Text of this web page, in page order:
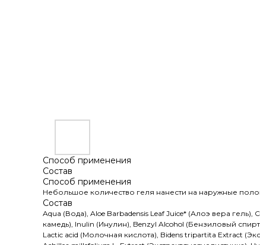
Способ применения
Состав
Способ применения
Небольшое количество геля нанести на наружные
Состав
Aqua (Вода), Aloe Barbadensis Leaf Juice* (Алоэ вера
камедь), Inulin (Инулин), Benzyl Alcohol (Бензиловый
Lactic acid (Молочная кислота), Bidens tripartita Extract